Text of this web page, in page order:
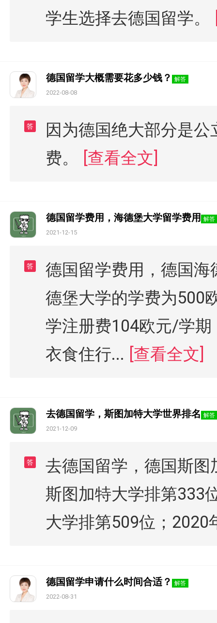
学生选择去德国留学。
德国留学大概需要花多少钱？ 解答
2022-08-08
答
因为德国绝大部分是
费。
[查看全文]
德国留学费用，海德堡大学留学费用 解答
2021-12-15
答
德国留学费用，德国
德堡大学的学费为500
学注册费104欧元/学
衣食住行... [查看全文]
去德国留学，斯图加特大学世界排名 解答
2021-12-09
答
去德国留学，德国斯图
斯图加特大学排第333
大学排第509位；2020
德国留学申请什么时间合适？ 解答
2022-08-31